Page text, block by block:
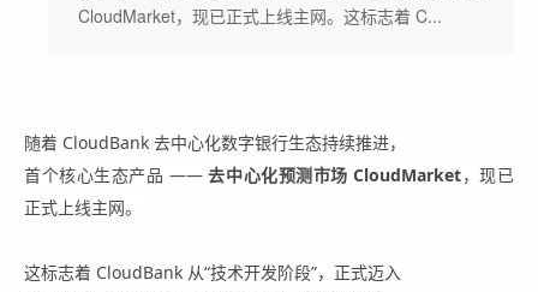
CloudMarket，现已正式上线主网。这标志着 C...
随着 CloudBank 去中心化数字银行生态持续推进，
首个核心生态产品 ——去中心化预测市场 CloudMarket，现已
正式上线主网。
这标志着 CloudBank 从“技术开发阶段”，正式迈入